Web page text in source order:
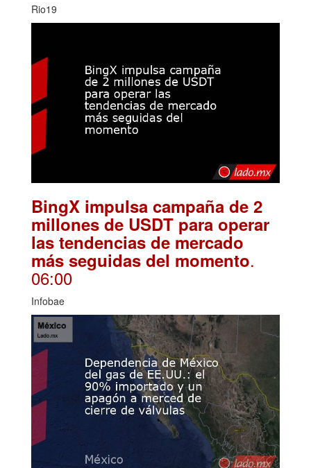
Rio19
BingX impulsa campaña de 2
millones de USDT para operar
las tendencias de mercado
más seguidas del momento.
06:00
Infobae